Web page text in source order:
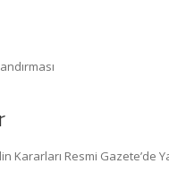
Kararları Resmi Gazete’de